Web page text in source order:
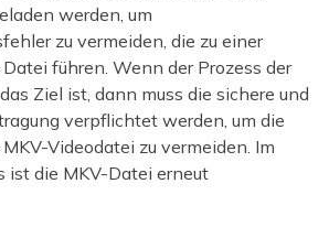
werden, um
zu vermeiden, die zu einer
führen. Wenn der Prozess der
Ziel ist, dann muss die sichere und
verpflichtet werden, um die
Videodatei zu vermeiden. Im
ist die MKV-Datei erneut